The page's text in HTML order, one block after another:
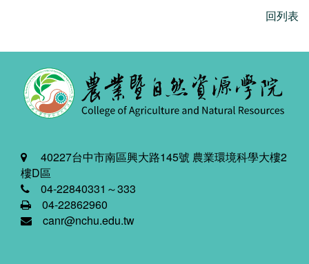
回列表
40227台中市南區興大路145號 農業環境科學大樓2
樓D區
04-22840331～333
04-22862960
canr@nchu.edu.tw